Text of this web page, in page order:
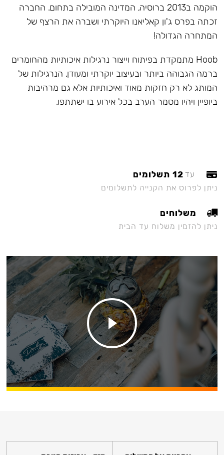
הוקמה ב2013 ברוסיה, המדינה המובילה בתחום. החברה
זכתה בפרס ג'ון קאליאנו היוקרתי ושברה את הרצף של
המתחרה הגדולה!
Hoob מתמקדת בפיתוח וייצור נרגילות איכותיות מהחומרים
ברמה הגבוהה ביותר ובעיצוב יוקרתי ומעודן. הנרגילות של
המותג לא רק חזקות מאוד ואיכותיות אלא גם מרהיבות
ביופיין ויהיו מסמר הערב בכל אירוע בו ישתתפו.
עד 12 תשלומים
ניתן לפרוס את הקנייה לתשלומים
משלוחים
ניתן להזמין משלוח עד הבית